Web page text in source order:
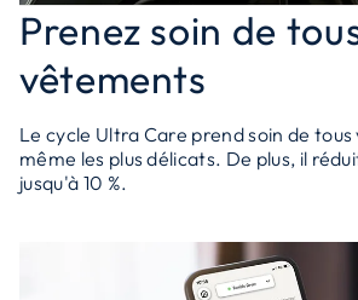
Prenez soin de
vêtements
Le cycle Ultra Care prend soin de
même les plus délicats. De plus, il
jusqu'à 10 %.